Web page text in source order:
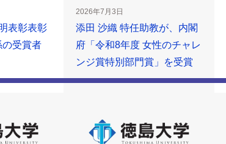
表彰表彰
の受賞者
2026年7月3日
添田 沙織 特任助教が、内閣
府「令和8年度 女性のチャレ
ンジ賞特別部門賞」を受賞